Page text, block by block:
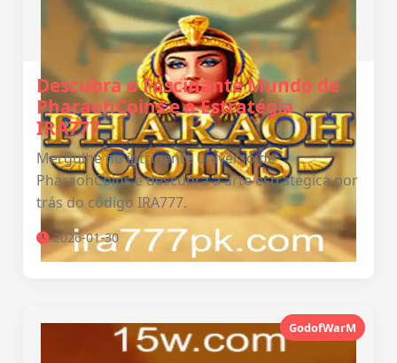
Descubra o Fascinante Mundo de
PharaohCoins e a Estratégia
IRA777
Mergulhe no intrigante universo de
PharaohCoins e descubra a arte estratégica por
trás do código IRA777.
2026-01-30
GodofWarM